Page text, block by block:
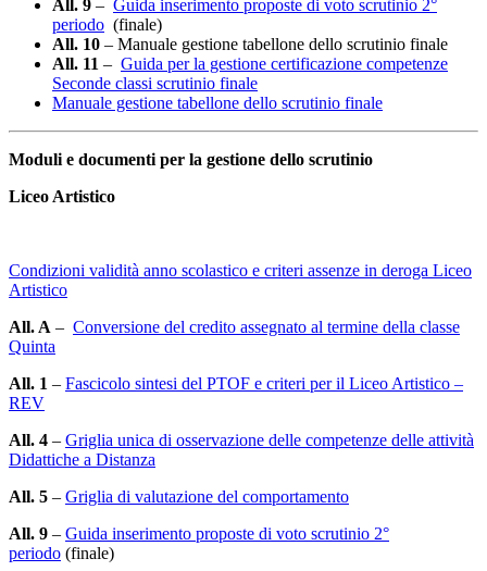
All. 9 – Guida inserimento proposte di voto scrutinio 2°
periodo (finale)
All. 10 – Manuale gestione tabellone dello scrutinio finale
All. 11 – Guida per la gestione certificazione competenze
Seconde classi scrutinio finale
Manuale gestione tabellone dello scrutinio finale
Moduli e documenti per la gestione dello scrutinio
Liceo Artistico
Condizioni validità anno scolastico e criteri assenze in deroga Liceo
Artistico
All. A – Conversione del credito assegnato al termine della classe
Quinta
All. 1 – Fascicolo sintesi del PTOF e criteri per il Liceo Artistico –
REV
All. 4 – Griglia unica di osservazione delle competenze delle attività
Didattiche a Distanza
All. 5 – Griglia di valutazione del comportamento
All. 9 – Guida inserimento proposte di voto scrutinio 2°
periodo (finale)